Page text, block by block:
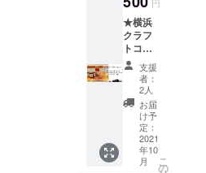
からな
くなり
ますの
で ご注
意下さ
いま
せ。
出人に
なりま
すので
先方様
にどち
らから
の贈り
物かわ
からな
くなり
ますの
で ご注
意下さ
やすさ
を追求
し、 と
ことん
までこ
だわっ
たクラ
フト
コーラ
です。
その特
徴をグ
ラスに
ウド
ファン
ディン
グのリ
ターン
だと
わから
ないよ
うな仕
様でお
届けい
たしま
す。
炭酸
充填機
の工事
が済み
次第、9
月下旬
頃より
順次発
送予定
です。
【ご注
意】
前後す
る場合
がござ
いま
す。
瓶の形
状やス
テッ
カーは
イメー
ジで
す。
炭酸
本】
★「富
士山嶺
クラフ
トコー
ラ」原
液シ
ロップ
【１
本】 ★
オリジ
ナルレ
シピ
★横浜
クラフ
トコー
ラ原液
シロッ
プ【１
本】 ★
コーク
ハイ専
用横浜
クラフ
トコー
支援
者：
2人
お届
け予
定：
2021
年10
月
こ
の